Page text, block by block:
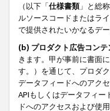
（以下「仕様書類」と総
ルソースコードまたはラ
で提供されたいかなるデ
(b) プロダクト広告コン
きます。甲が事前に書面
す。）を通じて、プロダ
データフィードへのアク
APIもしくはデータフィ
ドへのアクセスおよび使